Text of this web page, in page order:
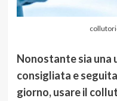
Nonostante sia una
consigliata e
giorno, usare il